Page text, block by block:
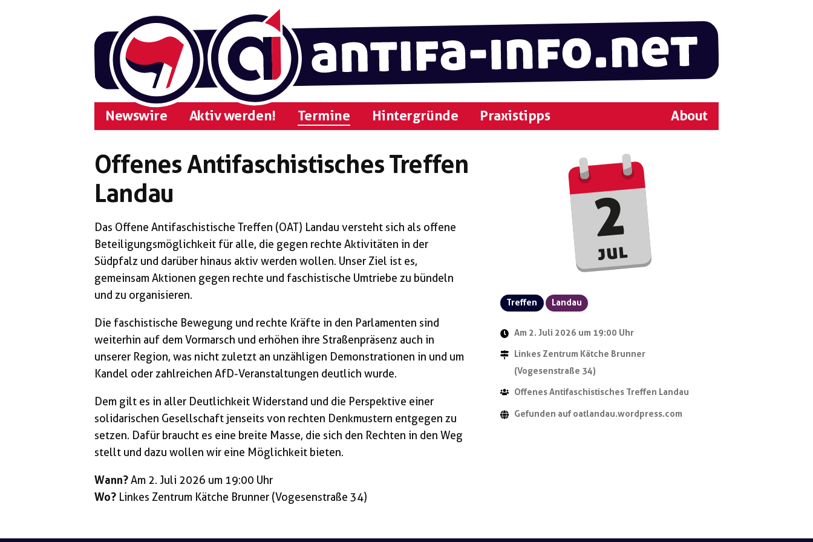
Newswire Aktiv werden! Termine Hintergründe Praxistipps About
jul
2
Offenes Antifaschistisches Treffen
Landau
Treffen Landau
Am 2. Juli 2026 um 19:00 Uhr
Linkes Zentrum Kätche Brunner
(Vogesenstraße 34)
Offenes Antifaschistisches Treffen Landau
Gefunden auf oatlandau.wordpress.com
Das Offene Antifaschistische Treffen (OAT) Landau versteht sich als offene
Beteiligungsmöglichkeit für alle, die gegen rechte Aktivitäten in der
Südpfalz und darüber hinaus aktiv werden wollen. Unser Ziel ist es,
gemeinsam Aktionen gegen rechte und faschistische Umtriebe zu bündeln
und zu organisieren.
Die faschistische Bewegung und rechte Kräfte in den Parlamenten sind
weiterhin auf dem Vormarsch und erhöhen ihre Straßenpräsenz auch in
unserer Region, was nicht zuletzt an unzähligen Demonstrationen in und um
Kandel oder zahlreichen AfD-Veranstaltungen deutlich wurde.
Dem gilt es in aller Deutlichkeit Widerstand und die Perspektive einer
solidarischen Gesellschaft jenseits von rechten Denkmustern entgegen zu
setzen. Dafür braucht es eine breite Masse, die sich den Rechten in den Weg
stellt und dazu wollen wir eine Möglichkeit bieten.
Wann?Am 2. Juli 2026 um 19:00 Uhr
Wo? Linkes Zentrum Kätche Brunner (Vogesenstraße 34)